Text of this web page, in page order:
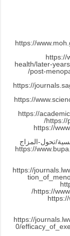
https://
https://
health/later-
post-
https://
https://
https://
https://
https://
https://
https://
https://
https://
0/